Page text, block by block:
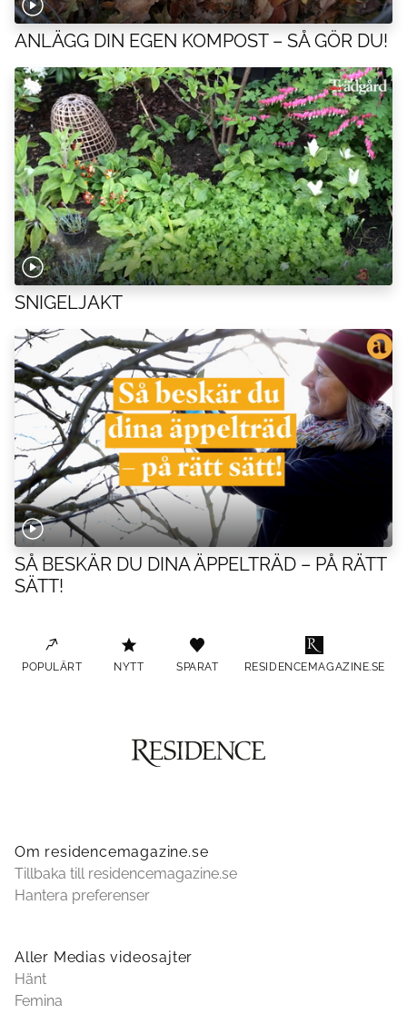
ANLÄGG DIN EGEN KOMPOST – SÅ GÖR DU!
SNIGELJAKT
SÅ BESKÄR DU DINA ÄPPELTRÄD – PÅ RÄTT
SÄTT!
POPULÄRT NYTT SPARAT RESIDENCEMAGAZINE.SE
Om residencemagazine.se
Tillbaka till residencemagazine.se
Hantera preferenser
Aller Medias videosajter
Hänt
Femina